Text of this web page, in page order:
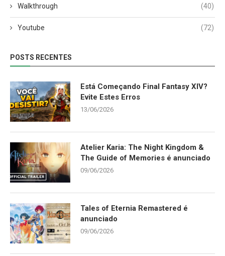
Walkthrough (40)
Youtube (72)
POSTS RECENTES
Está Começando Final Fantasy XIV?
Evite Estes Erros
13/06/2026
Atelier Karia: The Night Kingdom &
The Guide of Memories é anunciado
09/06/2026
Tales of Eternia Remastered é
anunciado
09/06/2026